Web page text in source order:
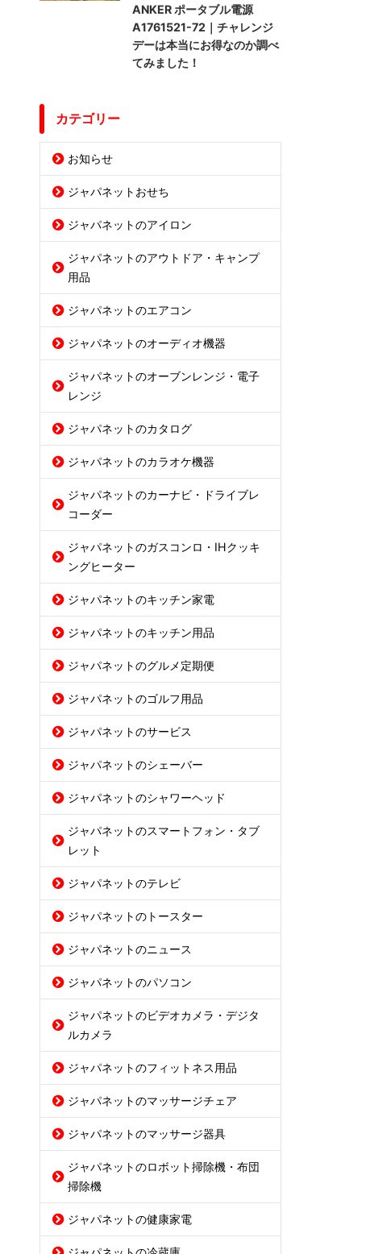
ANKER ポータブル電源
A1761521-72｜チャレンジ
デーは本当にお得なのか調べ
てみました！
カテゴリー
お知らせ
ジャパネットおせち
ジャパネットのアイロン
ジャパネットのアウトドア・キャンプ
用品
ジャパネットのエアコン
ジャパネットのオーディオ機器
ジャパネットのオーブンレンジ・電子
レンジ
ジャパネットのカタログ
ジャパネットのカラオケ機器
ジャパネットのカーナビ・ドライブレ
コーダー
ジャパネットのガスコンロ・IHクッキ
ングヒーター
ジャパネットのキッチン家電
ジャパネットのキッチン用品
ジャパネットのグルメ定期便
ジャパネットのゴルフ用品
ジャパネットのサービス
ジャパネットのシェーバー
ジャパネットのシャワーヘッド
ジャパネットのスマートフォン・タブ
レット
ジャパネットのテレビ
ジャパネットのトースター
ジャパネットのニュース
ジャパネットのパソコン
ジャパネットのビデオカメラ・デジタ
ルカメラ
ジャパネットのフィットネス用品
ジャパネットのマッサージチェア
ジャパネットのマッサージ器具
ジャパネットのロボット掃除機・布団
掃除機
ジャパネットの健康家電